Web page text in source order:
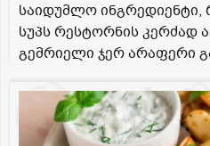
საიდუმლო ინგრედიენტი,
სუპს რესტორნის კერძად
გემრიელი ჯერ არაფერი